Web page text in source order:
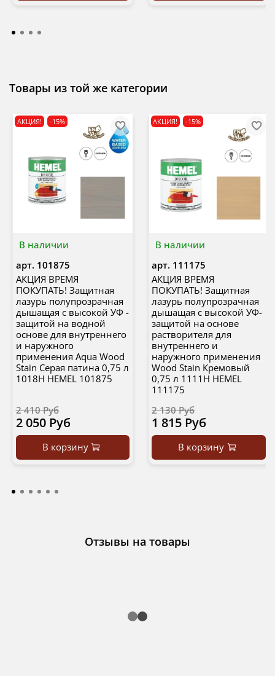
Товары из той же категории
В наличии
АКЦИЯ! -15%
арт. 101875
АКЦИЯ ВРЕМЯ
ПОКУПАТЬ! Защитная
лазурь полупрозрачная
дышащая с высокой УФ -
защитой на водной
основе для внутреннего
и наружного
применения Aqua Wood
Stain Серая патина 0,75 л
1018H HEMEL 101875
2 410 Руб
2 050 Руб
В корзину
В наличии
АКЦИЯ! -15%
арт. 111175
АКЦИЯ ВРЕМЯ
ПОКУПАТЬ! Защитная
лазурь полупрозрачная
дышащая с высокой УФ-
защитой на основе
растворителя для
внутреннего и
наружного применения
Wood Stain Кремовый
0,75 л 1111H HEMEL
111175
2 130 Руб
1 815 Руб
В корзину
Отзывы на товары